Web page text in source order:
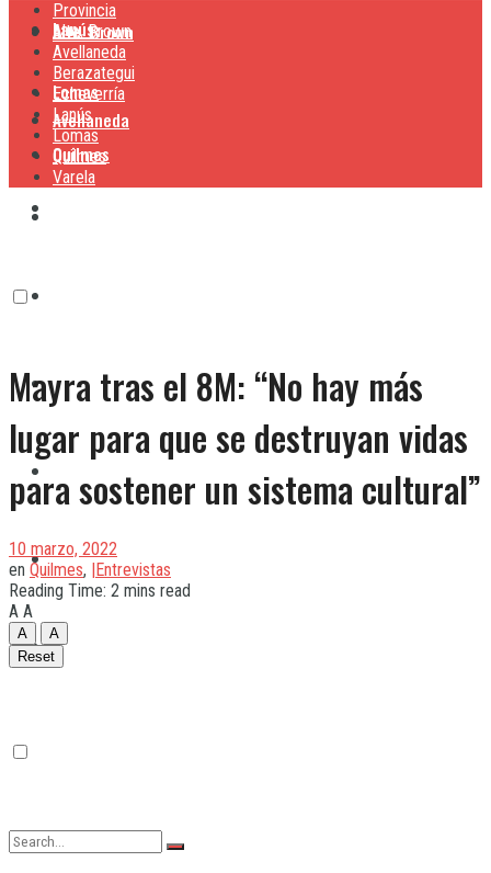
Lanús
Lomas
Quilmes
Alte. Brown
Avellaneda
Lanús
Quilmes
Varela
Provincia
Alte. Brown
Avellaneda
Berazategui
Echeverría
Lanús
Lomas
Quilmes
Varela
Mayra tras el 8M: “No hay más
lugar para que se destruyan vidas
para sostener un sistema cultural”
10 marzo, 2022
en Quilmes, |Entrevistas
Reading Time: 2 mins read
A A
A
A
Reset